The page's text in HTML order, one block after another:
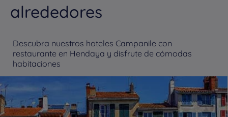
alrededores
Descubra nuestros hoteles Campanile con
restaurante en Hendaya y disfrute de cómodas
habitaciones